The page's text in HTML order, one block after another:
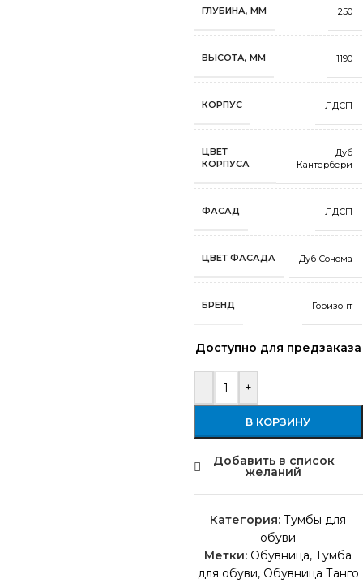
ГЛУБИНА, ММ 250
ВЫСОТА, ММ 1190
КОРПУС ЛДСП
ЦВЕТ
КОРПУСА
Дуб
Кантербери
ФАСАД ЛДСП
ЦВЕТ ФАСАДА Дуб Сонома
БРЕНД Горизонт
Доступно для предзаказа
- +
В КОРЗИНУ
Добавить в список
желаний
Категория: Тумбы для
обуви
Метки: Обувница, Тумба
для обуви, Обувница Танго